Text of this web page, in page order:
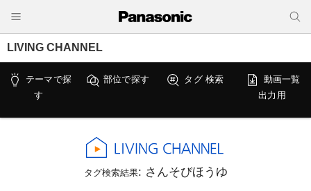
LIVING CHANNEL
テーマで探
す
部位で探す タグ 検索
動画一覧
出力用
タグ検索結果: さんそびほうゆ